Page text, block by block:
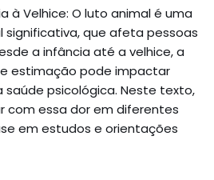
à Velhice: O luto animal é uma
significativa, que afeta pessoas
a infância até a velhice, a
estimação pode impactar
psicológica. Neste texto,
com essa dor em diferentes
em estudos e orientações